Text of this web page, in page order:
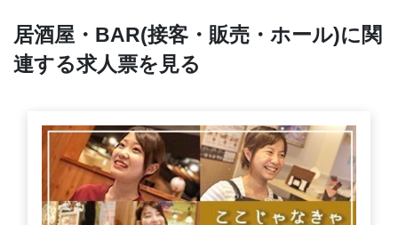
居酒屋・BAR(接客・販売・ホール)に関
連する求人票を見る